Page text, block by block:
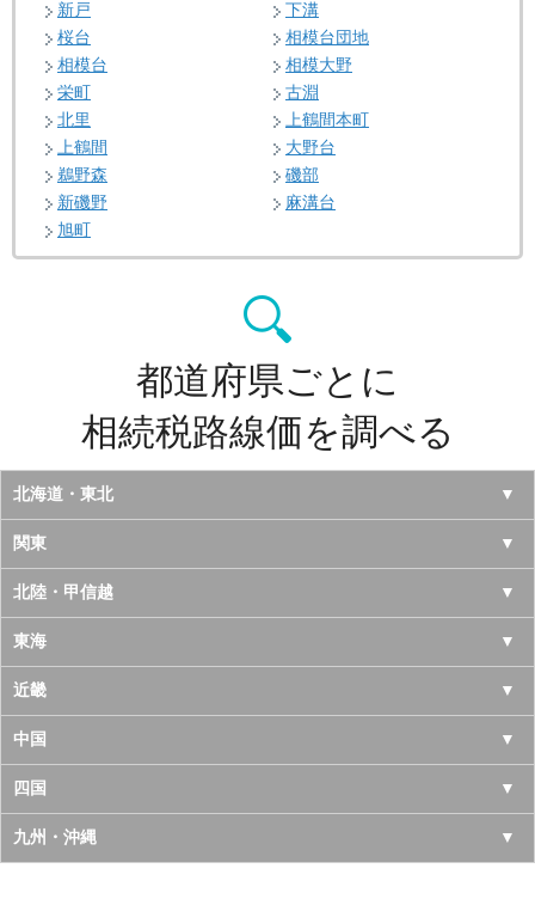
新戸
下溝
桜台
相模台団地
相模台
相模大野
栄町
古淵
北里
上鶴間本町
上鶴間
大野台
鵜野森
磯部
新磯野
麻溝台
旭町
都道府県ごとに
相続税路線価を調べる
北海道・東北
北海道
青森県
岩手県
宮城県
秋田県
山形県
福島県
関東
東京都
神奈川県
千葉県
埼玉県
茨城県
栃木県
北陸・甲信越
山梨県
長野県
新潟県
富山県
石川県
東海
愛知県
岐阜県
三重県
静岡県
近畿
大阪府
京都府
兵庫県
中国
鳥取県
島根県
四国
徳島県
九州・沖縄